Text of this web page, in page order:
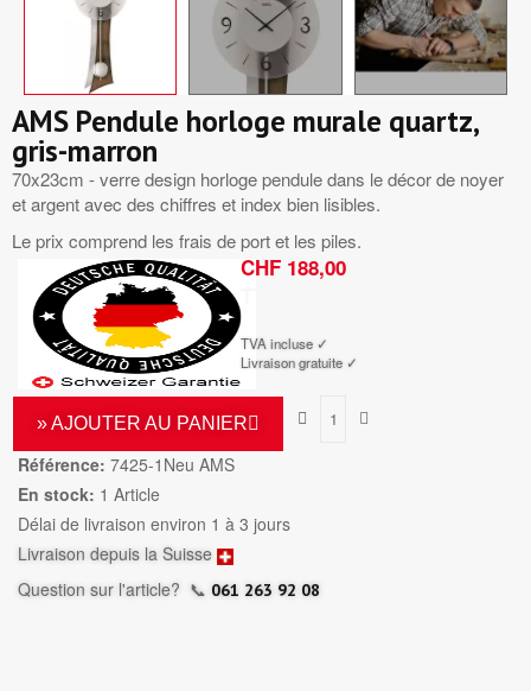
AMS Pendule horloge murale quartz,
gris-marron
70x23cm - verre design horloge pendule dans le décor de noyer
et argent avec des chiffres et index bien lisibles.
Le prix comprend les frais de port et les piles.
CHF 188,00
TVA incluse ✓
Livraison gratuite ✓
» AJOUTER AU PANIER
Référence: 7425-1Neu AMS
En stock: 1 Article
Délai de livraison environ 1 à 3 jours
Livraison depuis la Suisse
Question sur l'article? 📞 061 263 92 08